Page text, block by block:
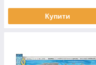
Купити